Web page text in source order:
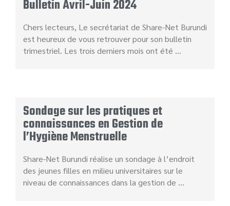
Bulletin Avril-Juin 2024
Chers lecteurs, Le secrétariat de Share-Net Burundi
est heureux de vous retrouver pour son bulletin
trimestriel. Les trois derniers mois ont été …
Sondage sur les pratiques et
connaissances en Gestion de
l’Hygiène Menstruelle
Share-Net Burundi réalise un sondage à l’endroit
des jeunes filles en milieu universitaires sur le
niveau de connaissances dans la gestion de …